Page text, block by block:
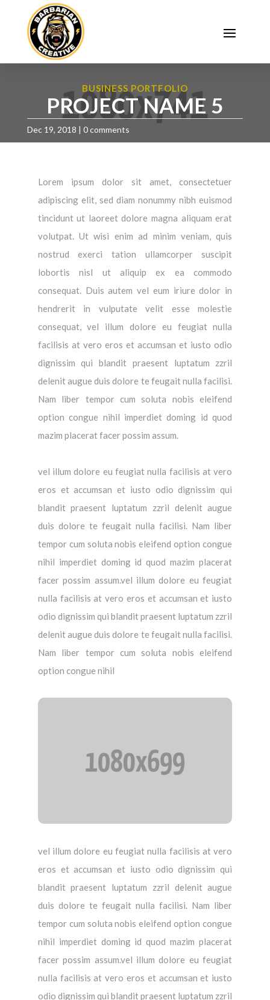
BUSINESS PORTFOLIO
PROJECT NAME 5
Dec 19, 2018 | 0 comments
Lorem ipsum dolor sit amet, consectetuer
adipiscing elit, sed diam nonummy nibh euismod
tincidunt ut laoreet dolore magna aliquam erat
volutpat. Ut wisi enim ad minim veniam, quis
nostrud exerci tation ullamcorper suscipit
lobortis nisl ut aliquip ex ea commodo
consequat. Duis autem vel eum iriure dolor in
hendrerit in vulputate velit esse molestie
consequat, vel illum dolore eu feugiat nulla
facilisis at vero eros et accumsan et iusto odio
dignissim qui blandit praesent luptatum zzril
delenit augue duis dolore te feugait nulla facilisi.
Nam liber tempor cum soluta nobis eleifend
option congue nihil imperdiet doming id quod
mazim placerat facer possim assum.
vel illum dolore eu feugiat nulla facilisis at vero
eros et accumsan et iusto odio dignissim qui
blandit praesent luptatum zzril delenit augue
duis dolore te feugait nulla facilisi. Nam liber
tempor cum soluta nobis eleifend option congue
nihil imperdiet doming id quod mazim placerat
facer possim assum.vel illum dolore eu feugiat
nulla facilisis at vero eros et accumsan et iusto
odio dignissim qui blandit praesent luptatum zzril
delenit augue duis dolore te feugait nulla facilisi.
Nam liber tempor cum soluta nobis eleifend
option congue nihil
vel illum dolore eu feugiat nulla facilisis at vero
eros et accumsan et iusto odio dignissim qui
blandit praesent luptatum zzril delenit augue
duis dolore te feugait nulla facilisi. Nam liber
tempor cum soluta nobis eleifend option congue
nihil imperdiet doming id quod mazim placerat
facer possim assum.vel illum dolore eu feugiat
nulla facilisis at vero eros et accumsan et iusto
odio dignissim qui blandit praesent luptatum zzril